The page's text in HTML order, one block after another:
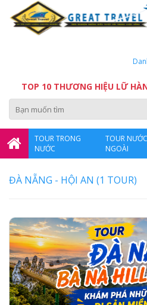
TOP 10 THƯƠNG HIỆU LỮ
TOUR TRONG
NƯỚC
TOUR NƯỚC
NGOÀI
ĐÀ NẴNG - HỘI AN (1 TOUR)